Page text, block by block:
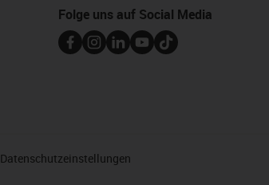
Folge uns auf Social Media
Datenschutzeinstellungen